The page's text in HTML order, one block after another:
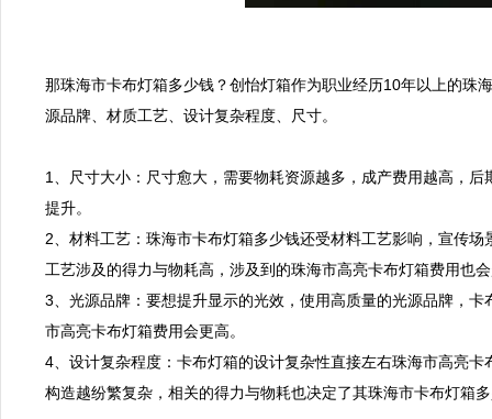
那珠海市卡布灯箱多少钱？创怡灯箱作为职业经历10年以上的珠
源品牌、材质工艺、设计复杂程度、尺寸。
1、尺寸大小：尺寸愈大，需要物耗资源越多，成产费用越高，
提升。
2、材料工艺：珠海市卡布灯箱多少钱还受材料工艺影响，宣传
工艺涉及的得力与物耗高，涉及到的珠海市高亮卡布灯箱费用也
3、光源品牌：要想提升显示的光效，使用高质量的光源品牌，
市高亮卡布灯箱费用会更高。
4、设计复杂程度：卡布灯箱的设计复杂性直接左右珠海市高亮
构造越纷繁复杂，相关的得力与物耗也决定了其珠海市卡布灯箱